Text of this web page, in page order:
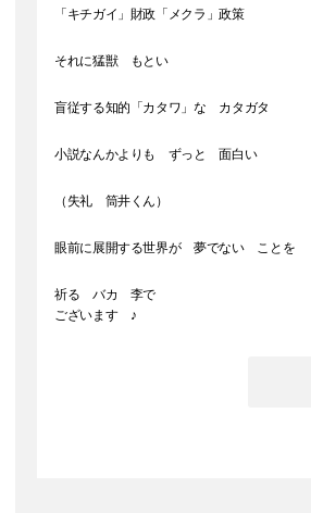
「キチガイ」財政「メクラ」政策
それに猛獣 もとい
盲従する知的「カタワ」な カタガタ
小説なんかよりも ずっと 面白い
（失礼 筒井くん）
眼前に展開する世界が 夢でない ことを
祈る バカ 李で
ございます ♪